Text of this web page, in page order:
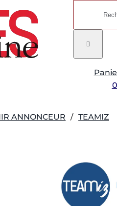
ANNONCEUR TEAMIZ